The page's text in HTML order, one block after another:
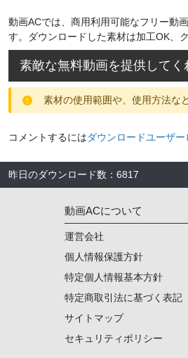
動画ACでは、商用利用可能なフリー動
す。ダウンロードした素材は加工OK、
素敵な無料動画を提供してく
素材の使用範囲や、使用方法な
コメントするにはダウンロードユーザー
昨日のダウンロード数 ： 6817
動画ACについて
運営会社
個人情報保護方針
特定個人情報基本方針
特定商取引法に基づく表記
サイトマップ
セキュリティポリシー